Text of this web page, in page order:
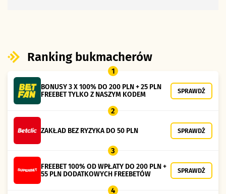
Ranking bukmacherów
1
BONUSY 3 X 100% DO 200 PLN + 25 PLN
FREEBET TYLKO Z NASZYM KODEM
SPRAWDŹ
2
ZAKŁAD BEZ RYZYKA DO 50 PLN SPRAWDŹ
3
FREEBET 100% OD WPŁATY DO 200 PLN +
55 PLN DODATKOWYCH FREEBETÓW
SPRAWDŹ
4